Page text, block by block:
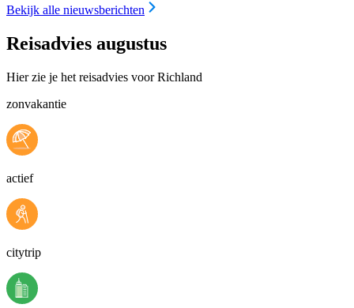
Bekijk alle nieuwsberichten
Reisadvies augustus
Hier zie je het reisadvies voor Richland
zonvakantie
actief
citytrip